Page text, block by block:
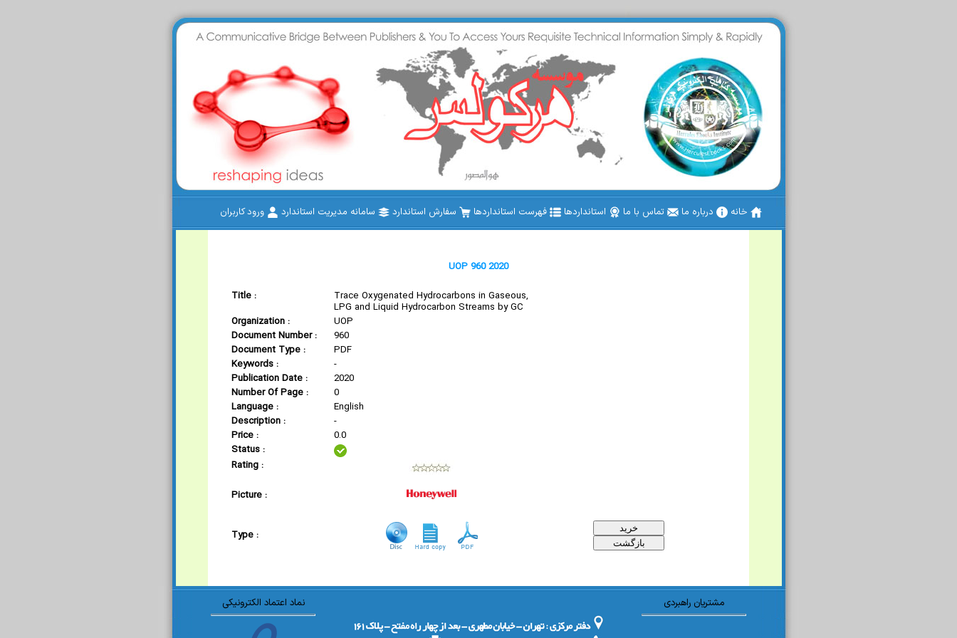
خانه درباره ما تماس با ما استانداردها فهرست استانداردها سفارش استاندارد سامانه مدیریت استاندارد ورود کاربران
UOP 960 2020
Title :
Trace Oxygenated Hydrocarbons in Gaseous,
LPG and Liquid Hydrocarbon Streams by GC
Organization :
UOP
Document Number :
960
Document Type :
PDF
Keywords :
-
Publication Date :
2020
Number Of Page :
0
Language :
English
Description :
-
Price :
0.0
Status :
Rating :
Picture :
Type :
نماد اعتماد الکترونیکی مشتریان راهبردی